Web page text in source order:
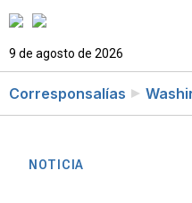
9 de agosto de 2026
Corresponsalías
NOTICIA